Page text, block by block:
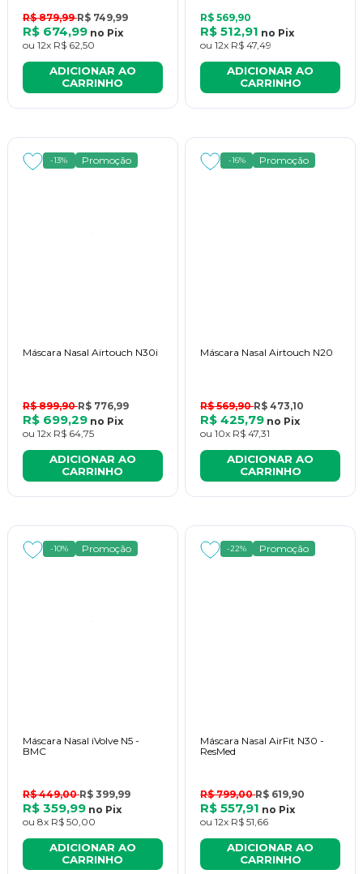
R$ 879,99R$ 749,99
R$ 674,99 no Pix
ou 12x R$ 62,50
ADICIONAR AO
CARRINHO
R$ 569,90
R$ 512,91 no Pix
ou 12x R$ 47,49
ADICIONAR AO
CARRINHO
-13% Promoção
Máscara Nasal Airtouch N30i
R$ 899,90R$ 776,99
R$ 699,29 no Pix
ou 12x R$ 64,75
ADICIONAR AO
CARRINHO
-16% Promoção
Máscara Nasal Airtouch N20
R$ 569,90R$ 473,10
R$ 425,79 no Pix
ou 10x R$ 47,31
ADICIONAR AO
CARRINHO
-10% Promoção
Máscara Nasal iVolve N5 -
BMC
R$ 449,00R$ 399,99
R$ 359,99 no Pix
ou 8x R$ 50,00
ADICIONAR AO
CARRINHO
-22% Promoção
Máscara Nasal AirFit N30 -
ResMed
R$ 799,00R$ 619,90
R$ 557,91 no Pix
ou 12x R$ 51,66
ADICIONAR AO
CARRINHO